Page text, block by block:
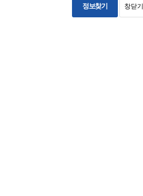
정보찾기 창닫기